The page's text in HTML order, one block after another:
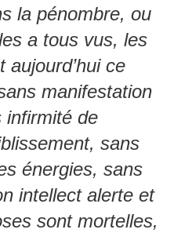
la pénombre, ou
a tous vus, les
ce
manifestation
infirmité de
sans
énergies, sans
intellect alerte et
sont mortelles,